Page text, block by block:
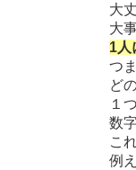
大
大
1人
つ
ど
１
数
こ
例